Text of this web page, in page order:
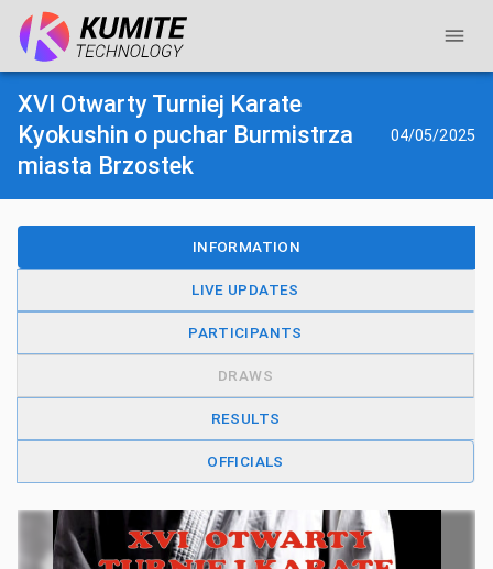
XVI Otwarty Turniej Karate
Kyokushin o puchar Burmistrza
miasta Brzostek
04/05/2025
INFORMATION
LIVE UPDATES
PARTICIPANTS
DRAWS
RESULTS
OFFICIALS